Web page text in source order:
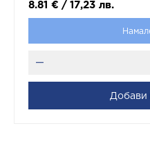
8.81 € / 17,23 лв.
Добави